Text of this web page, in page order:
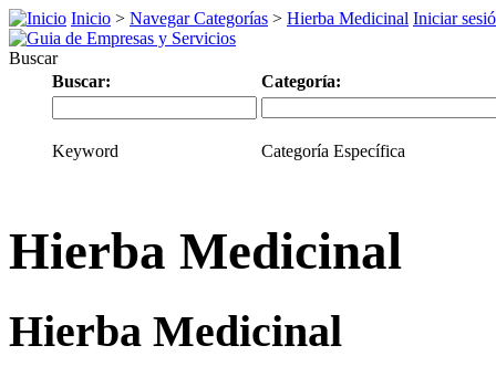
Inicio > Navegar Categorías > Hierba Medicinal Iniciar
Buscar
Buscar:
Categoría:
Keyword Categoría Específica
Hierba Medicinal
Hierba Medicinal